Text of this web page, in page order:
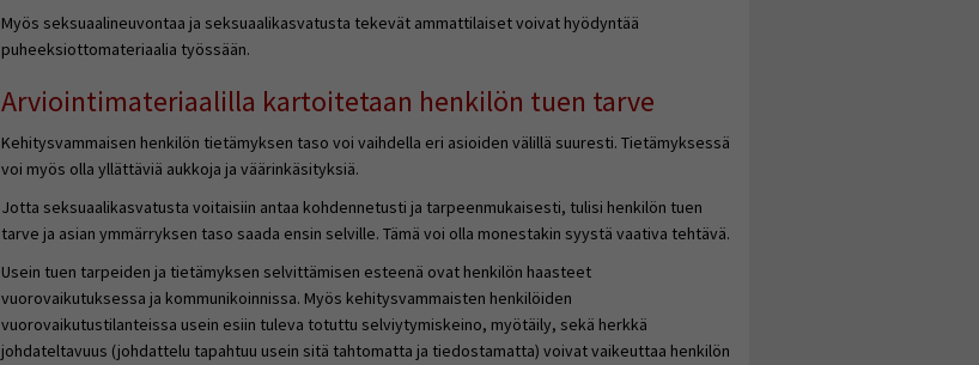
Myös seksuaalineuvontaa ja seksuaalikasvatusta tekevät ammattilaiset voivat hyödyntää
puheeksiottomateriaalia työssään.
Arviointimateriaalilla kartoitetaan henkilön tuen tarve
Kehitysvammaisen henkilön tietämyksen taso voi vaihdella eri asioiden välillä suuresti. Tietämyksessä
voi myös olla yllättäviä aukkoja ja väärinkäsityksiä.
Jotta seksuaalikasvatusta voitaisiin antaa kohdennetusti ja tarpeenmukaisesti, tulisi henkilön tuen
tarve ja asian ymmärryksen taso saada ensin selville. Tämä voi olla monestakin syystä vaativa tehtävä.
Usein tuen tarpeiden ja tietämyksen selvittämisen esteenä ovat henkilön haasteet
vuorovaikutuksessa ja kommunikoinnissa. Myös kehitysvammaisten henkilöiden
vuorovaikutustilanteissa usein esiin tuleva totuttu selviytymiskeino, myötäily, sekä herkkä
johdateltavuus (johdattelu tapahtuu usein sitä tahtomatta ja tiedostamatta) voivat vaikeuttaa henkilön